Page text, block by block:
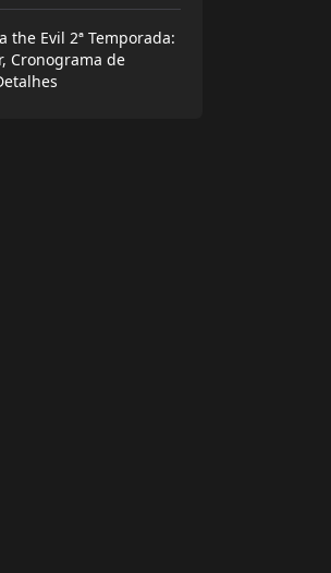
the Evil 2ª Temporada:
Cronograma de